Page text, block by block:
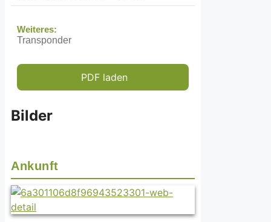
Weiteres:
Transponder
PDF laden
Bilder
Ankunft